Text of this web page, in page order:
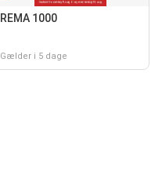
REMA 1000
Gælder i 5 dage